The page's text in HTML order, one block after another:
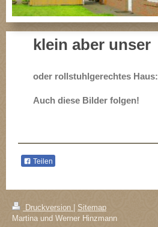
klein aber unser
oder rollstuhlgerechtes Haus:
Auch diese Bilder folgen!
Teilen
Druckversion
Sitemap
Martina und Werner Hinzmann